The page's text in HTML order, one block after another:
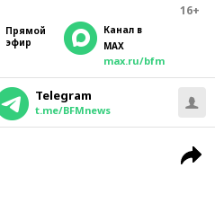
16+
прямой
эфир
Канал в
MAX
max.ru/bfm
Telegram
t.me/BFMnews